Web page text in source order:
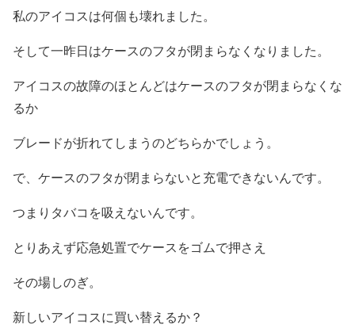
私のアイコスは何個も壊れました。
そして一昨日はケースのフタが閉まらなくなりました。
アイコスの故障のほとんどはケースのフタが閉まらなくな
るか
ブレードが折れてしまうのどちらかでしょう。
で、ケースのフタが閉まらないと充電できないんです。
つまりタバコを吸えないんです。
とりあえず応急処置でケースをゴムで押さえ
その場しのぎ。
新しいアイコスに買い替えるか？